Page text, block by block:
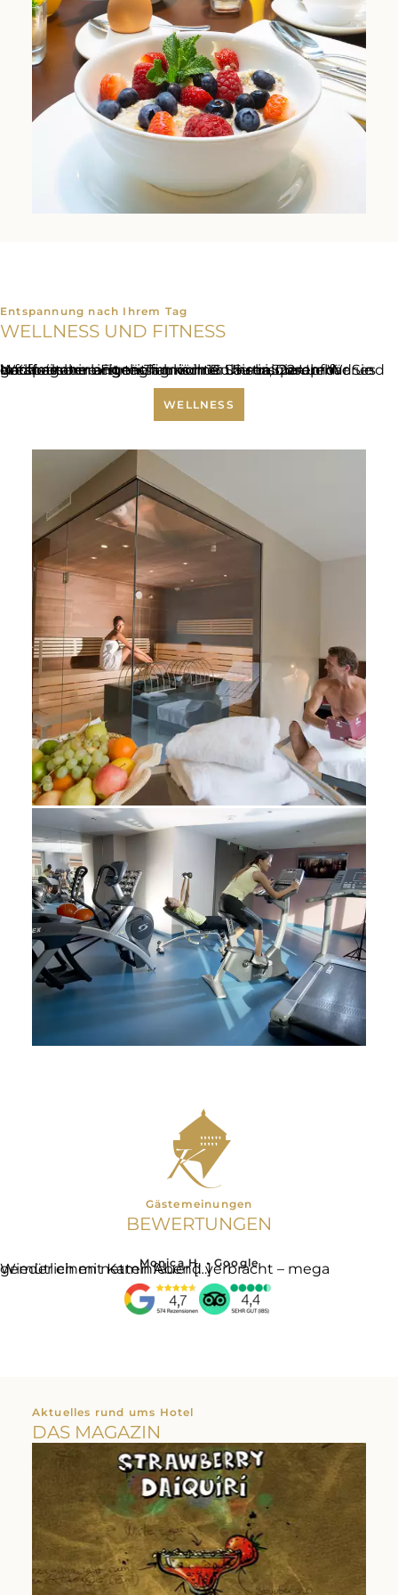
Entspannung nach Ihrem Tag
WELLNESS UND FITNESS
Nach einem langen Tag können Sie in unserem hoteleigenen Fitnessraum in Ruhe trainieren. Wer es entspannter angehen möchte: Unser Spa- und Wellnessbereich mit finnischer Sauna, Dampfbad und Infrarotkabine ist täglich von 16 Uhr bis 22 Uhr für Sie geöffnet.
WELLNESS
Gästemeinungen
BEWERTUNGEN
Monica H. • Google
Wieder einen netten Abend verbracht – mega gemütlich mit Kaminfeuer […]
Aktuelles rund ums Hotel
DAS MAGAZIN